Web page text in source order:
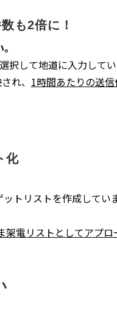
も2倍に！
択して地道に入力して
れ、 1時間あたりの送信
化
トリストを作成して
架電リストとしてアプ